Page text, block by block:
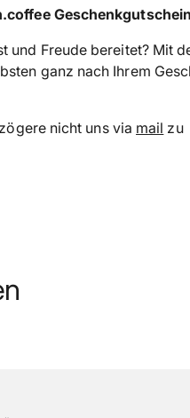
und Freude bereitet? Mit
ganz nach Ihrem
nicht uns via mail zu